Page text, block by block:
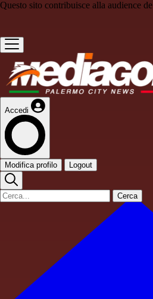
Questo sito contribuisce alla audience de
Accedi
Modifica profilo Logout
Cerca